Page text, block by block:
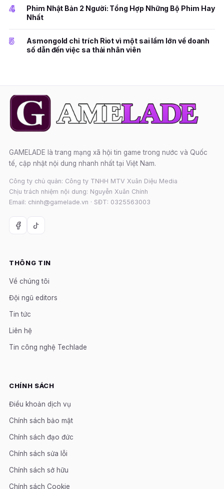
4
Phim Nhật Bản 2 Người: Tổng Hợp Những Bộ Phim Hay
Nhất
5
Asmongold chỉ trích Riot vì một sai lầm lớn về doanh
số dẫn đến việc sa thải nhân viên
GAMELADE là trang mạng xã hội tin game trong nước và Quốc
tế, cập nhật nội dung nhanh nhất tại Việt Nam.
Công ty chủ quản: Công ty TNHH MTV Xuân Diệu Media
Chịu trách nhiệm nội dung: Nguyễn Xuân Chính
Email: chinh@gamelade.vn · SĐT: 0325563003
THÔNG TIN
Về chúng tôi
Đội ngũ editors
Tin tức
Liên hệ
Tin công nghệ Techlade
CHÍNH SÁCH
Điều khoản dịch vụ
Chính sách bảo mật
Chính sách đạo đức
Chính sách sửa lỗi
Chính sách sở hữu
Chính sách Cookie